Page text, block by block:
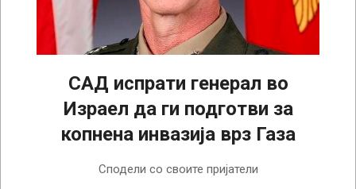
САД испрати генерал во
Израел да ги подготви за
копнена инвазија врз Газа
Сподели со своите пријатели